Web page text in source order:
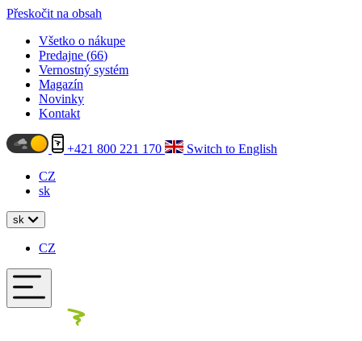
Přeskočit na obsah
Všetko o nákupe
Predajne (66)
Vernostný systém
Magazín
Novinky
Kontakt
+421 800 221 170
Switch to English
CZ
sk
sk
CZ